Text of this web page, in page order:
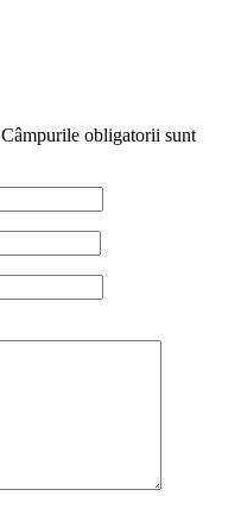
Câmpurile obligatorii sunt